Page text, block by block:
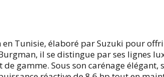
Tunisie, élaboré par Suzuki pour
il se distingue par ses lignes
gamme. Sous son carénage élégant,